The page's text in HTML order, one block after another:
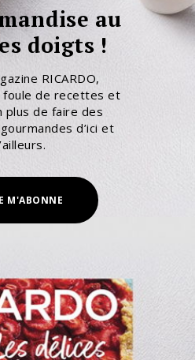
au
doigts !
RICARDO,
foule de recettes et
plus de faire des
d’ici et
M'ABONNE